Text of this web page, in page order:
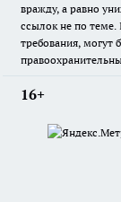
вражду, а равно
ссылок не по теме.
требования, могут
16+